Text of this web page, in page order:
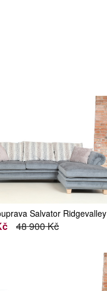
Salvator Ridgevalley
48 900 Kč